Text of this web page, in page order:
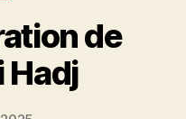
de
Hadj
Auteur
a
S